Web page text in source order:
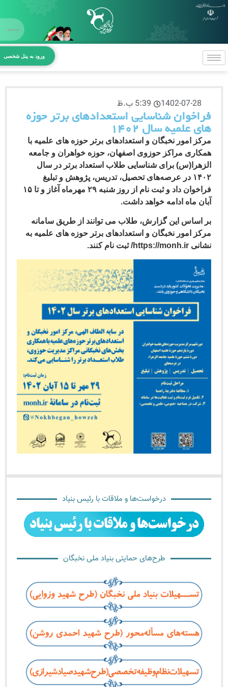
ورود به پنل شخصی
بخش‌های
1402-07-28 5:39 ب.ظ
شناسایی استعدادهای برتر حوزه
علمیه سال ۱۴۰۲
امور نخبگان و استعدادهای برتر حوزه های علمیه با
مراکز حوزوی اصفهان، حوزه خواهران و جامعه
برای شناسایی طلاب استعداد برتر در سال
۱۴۰۲ در عرصه‌های تحصیل، تدریس، پژوهش و تبلیغ
فراخوان داد و ثبت نام از روز شنبه ۲۹ مهرماه آغاز و تا ۱۵
ماه ادامه خواهد داشت.
این گزارش، طلاب می توانند از طریق سامانه
امور نخبگان و استعدادهای برتر حوزه های علمیه به
درخواست‌ها و ملاقات با رئیس بنیاد
طرح‌های حمایتی بنیاد ملی نخبگان